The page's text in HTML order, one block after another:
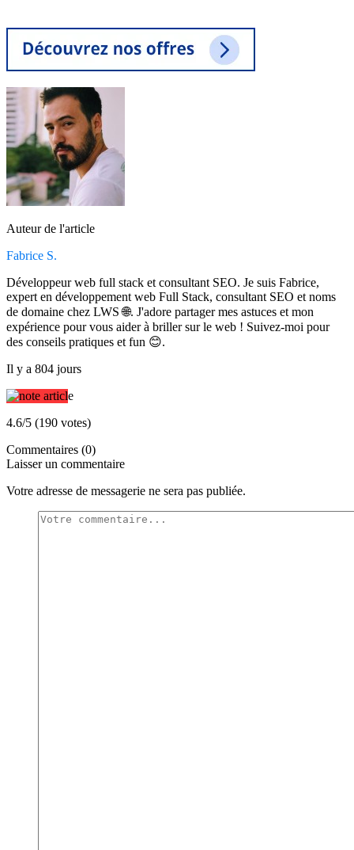
Auteur de l'article
Fabrice S.
Développeur web full stack et consultant SEO. Je suis Fabrice,
expert en développement web Full Stack, consultant SEO et noms
de domaine chez LWS 🌐. J'adore partager mes astuces et mon
expérience pour vous aider à briller sur le web ! Suivez-moi pour
des conseils pratiques et fun 😊.
Il y a 804 jours
4.6/5 (190 votes)
Commentaires (0)
Laisser un commentaire
Votre adresse de messagerie ne sera pas publiée.